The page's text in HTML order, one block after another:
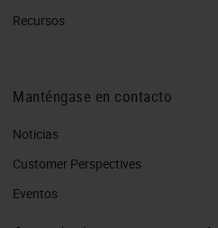
Recursos
Manténgase en contacto
Noticias
Customer Perspectives​
Eventos